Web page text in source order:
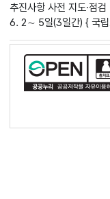
추진사항 사전 지도·점
6. 2∼ 5일(3일간) { 국